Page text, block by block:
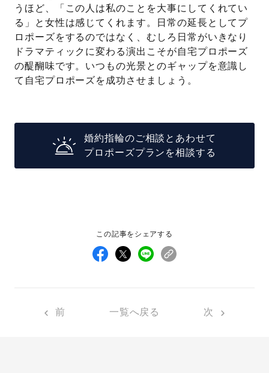
うほど、「この人は私のことを大事にしてくれてい
る」と女性は感じてくれます。日常の延長としてプ
ロポーズをするのではなく、むしろ日常がいきなり
ドラマティックに変わる演出こそが自宅プロポーズ
の醍醐味です。いつもの光景とのギャップを意識し
て自宅プロポーズを成功させましょう。
婚約指輪のご相談とあわせて
プロポーズプランを相談する
この記事をシェアする
前 一覧へ戻る 次